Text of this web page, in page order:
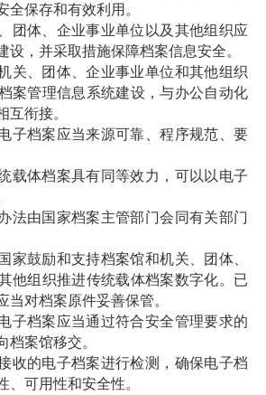
全保存和有效利用。
团体、企业事业单位以及其他组织应
设，并采取措施保障档案信息安全。
、团体、企业事业单位和其他组织
案管理信息系统建设，与办公自动化
互衔接。
档案应当来源可靠、程序规范、要
载体档案具有同等效力，可以以电子
法由国家档案主管部门会同有关部门
鼓励和支持档案馆和机关、团体、
他组织推进传统载体档案数字化。已
当对档案原件妥善保管。
档案应当通过符合安全管理要求的
档案馆移交。
收的电子档案进行检测，确保电子档
、可用性和安全性。